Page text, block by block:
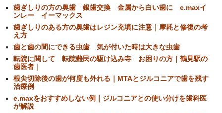
歯ぎしりの方の奥歯 銀歯交換 金属から白い歯に e.maxイ
ンレー イーマックス
歯ぎしりのある方の奥歯はレジン充填に注意｜摩耗と修復の考
え方
歯と歯の間にできる虫歯 気が付いた時は大きな虫歯
転院に関して 転院難民の駆け込み寺 お困りの方｜鶴見駅の
歯医者｜
根尖切除後の歯が何度も外れる｜MTAとジルコニアで歯を残す
治療例
e.maxをおすすめしない例｜ジルコニアとの使い分けを歯科医
が解説